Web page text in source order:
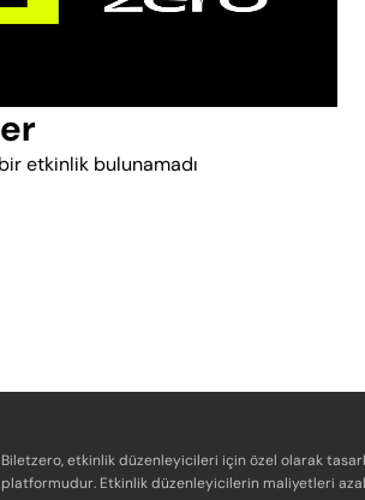
etkinlik bulunamadı
Biletzero, etkinlik düzenleyicileri için özel olarak
platformudur. Etkinlik düzenleyicilerin maliyetleri